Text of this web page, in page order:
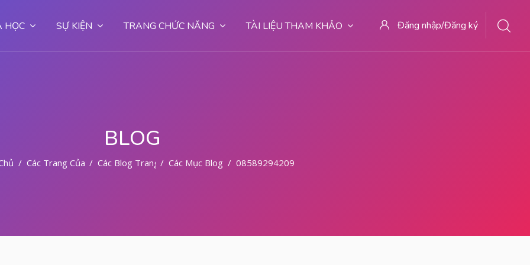
HỌC SỰ KIỆN TRANG CHỨC NĂNG TÀI LIỆU THAM KHẢO Đăng nhập/Đăng ký
BLOG
Các Trang Của Hệ ThốngCác Blog Trang Các Mục Blog 085892942094 Obat Aborsi 2 Bulan